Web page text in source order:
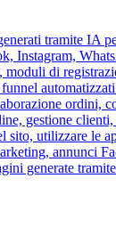
tramite IA
Instagram,
di
ordini,
gestione
utilizzare le
annunci
generate